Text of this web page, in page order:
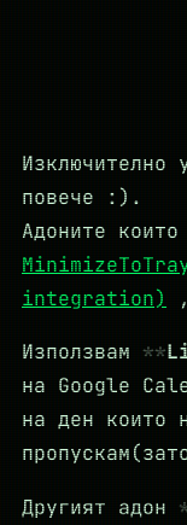
повече :).
Адоните
integration)
Използвам
на Google
на ден които
Другият адон